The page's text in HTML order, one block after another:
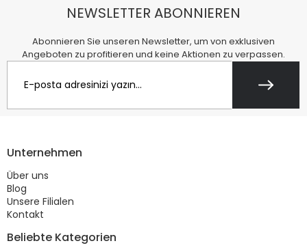
NEWSLETTER ABONNIEREN
Abonnieren Sie unseren Newsletter, um von exklusiven
Angeboten zu profitieren und keine Aktionen zu verpassen.
Unternehmen
Über uns
Blog
Unsere Filialen
Kontakt
Beliebte Kategorien